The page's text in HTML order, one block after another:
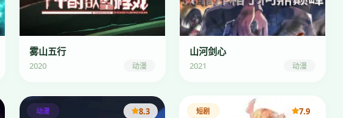
雾山五行
2020 动漫
山河剑心
2021 动漫
动漫 8.3 短剧 7.9